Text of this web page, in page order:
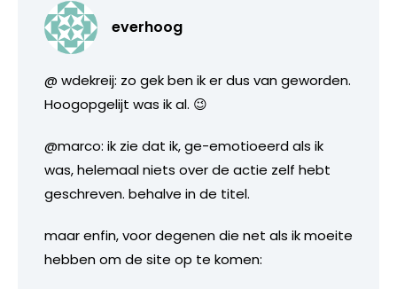
everhoog
@ wdekreij: zo gek ben ik er dus van geworden.
Hoogopgelijt was ik al. 😉
@marco: ik zie dat ik, ge-emotioeerd als ik
was, helemaal niets over de actie zelf hebt
geschreven. behalve in de titel.
maar enfin, voor degenen die net als ik moeite
hebben om de site op te komen: